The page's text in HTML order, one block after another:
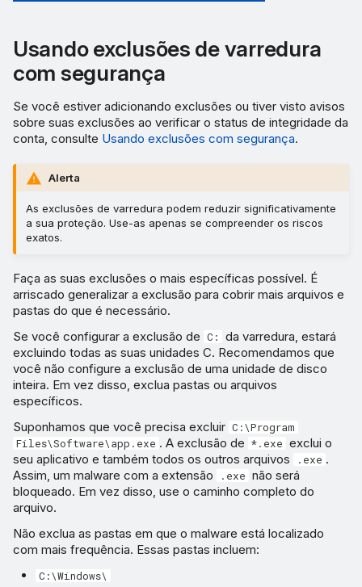
Usando exclusões de varredura
com segurança
Se você estiver adicionando exclusões ou tiver visto avisos
sobre suas exclusões ao verificar o status de integridade da
conta, consulte Usando exclusões com segurança.
Alerta
As exclusões de varredura podem reduzir significativamente
a sua proteção. Use-as apenas se compreender os riscos
exatos.
Faça as suas exclusões o mais específicas possível. É
arriscado generalizar a exclusão para cobrir mais arquivos e
pastas do que é necessário.
Se você configurar a exclusão de C:
da varredura, estará
excluindo todas as suas unidades C. Recomendamos que
você não configure a exclusão de uma unidade de disco
inteira. Em vez disso, exclua pastas ou arquivos
específicos.
Suponhamos que você precisa excluir C:\Program
Files\Software\app.exe . A exclusão de *.exe exclui o
seu aplicativo e também todos os outros arquivos
.exe .
Assim, um malware com a extensão
.exe não será
bloqueado. Em vez disso, use o caminho completo do
arquivo.
Não exclua as pastas em que o malware está localizado
com mais frequência. Essas pastas incluem:
C:\Windows\